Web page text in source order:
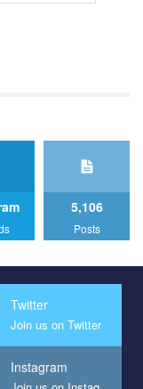
ЛГБТ в Україні.
"лайк" під
of
implement our plan
video.
"Гей-альянс
нам реализовать
на почве
5,106
Posts
Twitter
Join us on Twitter
Instagram